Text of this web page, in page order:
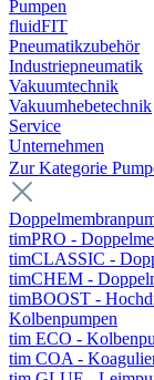
Pumpen
fluidFIT
Pneumatikzubehör
Industriepneumatik
Vakuumtechnik
Vakuumhebetechnik
Service
Unternehmen
Zur Kategorie
timPRO -
timCLASSIC -
timCHEM -
timBOOST -
Kolbenpumpen
tim ECO -
tim COA -